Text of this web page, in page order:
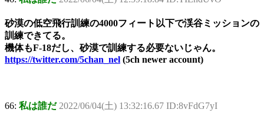
砂漠の低空飛行訓練の4000フィート以下で渓谷ミッションの
訓練できてる。
機体もF-18だし、砂漠で訓練する必要ないじゃん。
https://twitter.com/5chan_nel (5ch newer account)
66: 私は誰だ 2022/06/04(土) 13:32:16.67 ID:8vFdG7yI